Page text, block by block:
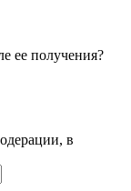
ее получения?
в